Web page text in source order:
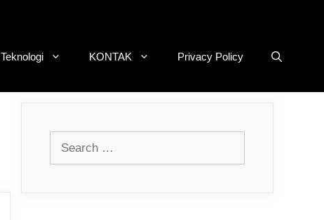
Teknologi KONTAK Privacy Policy